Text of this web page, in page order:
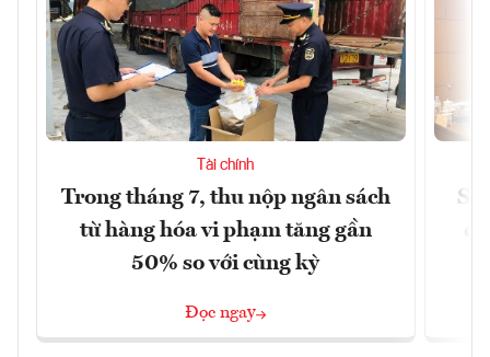
Tài chính
Trong tháng 7, thu nộp ngân sách
từ hàng hóa vi phạm tăng gần
50% so với cùng kỳ
Đọc ngay